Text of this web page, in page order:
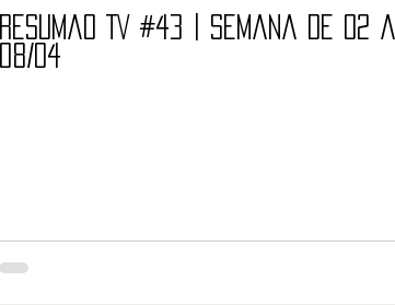
Resumão TV #43 | Semana de 02 a
08/04